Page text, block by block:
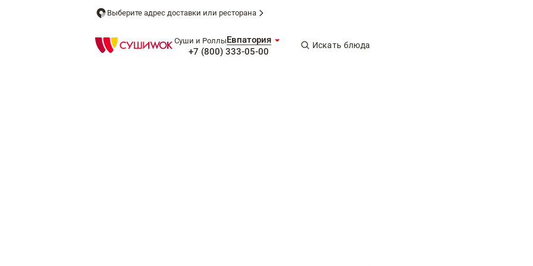
Выберите адрес доставки или ресторана
Суши и РоллыЕвпатория
+7 (800) 333-05-00
Искать блюда